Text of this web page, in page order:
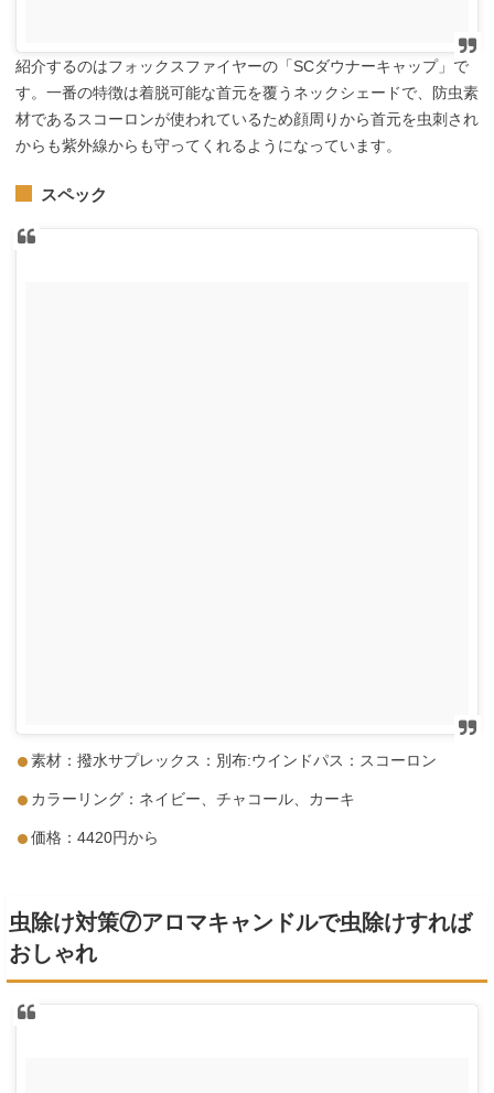
紹介するのはフォックスファイヤーの「SCダウナーキャップ」で
す。一番の特徴は着脱可能な首元を覆うネックシェードで、防虫素
材であるスコーロンが使われているため顔周りから首元を虫刺され
からも紫外線からも守ってくれるようになっています。
スペック
素材：撥水サプレックス：別布:ウインドパス：スコーロン
カラーリング：ネイビー、チャコール、カーキ
価格：4420円から
虫除け対策⑦アロマキャンドルで虫除けすれば
おしゃれ